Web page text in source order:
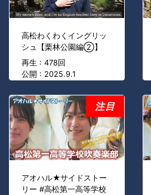
高松わくわくイングリッ
シュ【栗林公園編②】
再生 : 478回
公開 : 2025.9.1
アオハル★サイドストー
リー #高松第一高等学校
注目